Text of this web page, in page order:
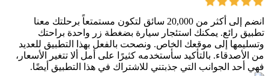
انضم إلى أكثر من 20,000 سائق لتكون مستمتعاً برحلتك معنا
تطبيق رائع. يمكنك استئجار سيارة بضغطة زر واحدة براحتك
وتسليمها إلى موقعك الخاص. ونصحت بالفعل بهذا التطبيق للعديد
من الأصدقاء. بالتأكيد سأستخدمه كثيرًا على أمل ألا تتغير الأسعار،
فهي أحد الجوانب التي جذبتني للاشتراك في هذا التطبيق أيضًا.